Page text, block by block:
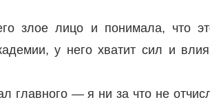
злое лицо и понимала, что
у него хватит сил и
главного — я ни за что не